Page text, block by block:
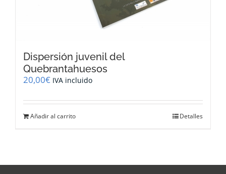
Dispersión juvenil del
Quebrantahuesos
20,00€ IVA incluido
Añadir al carrito Detalles